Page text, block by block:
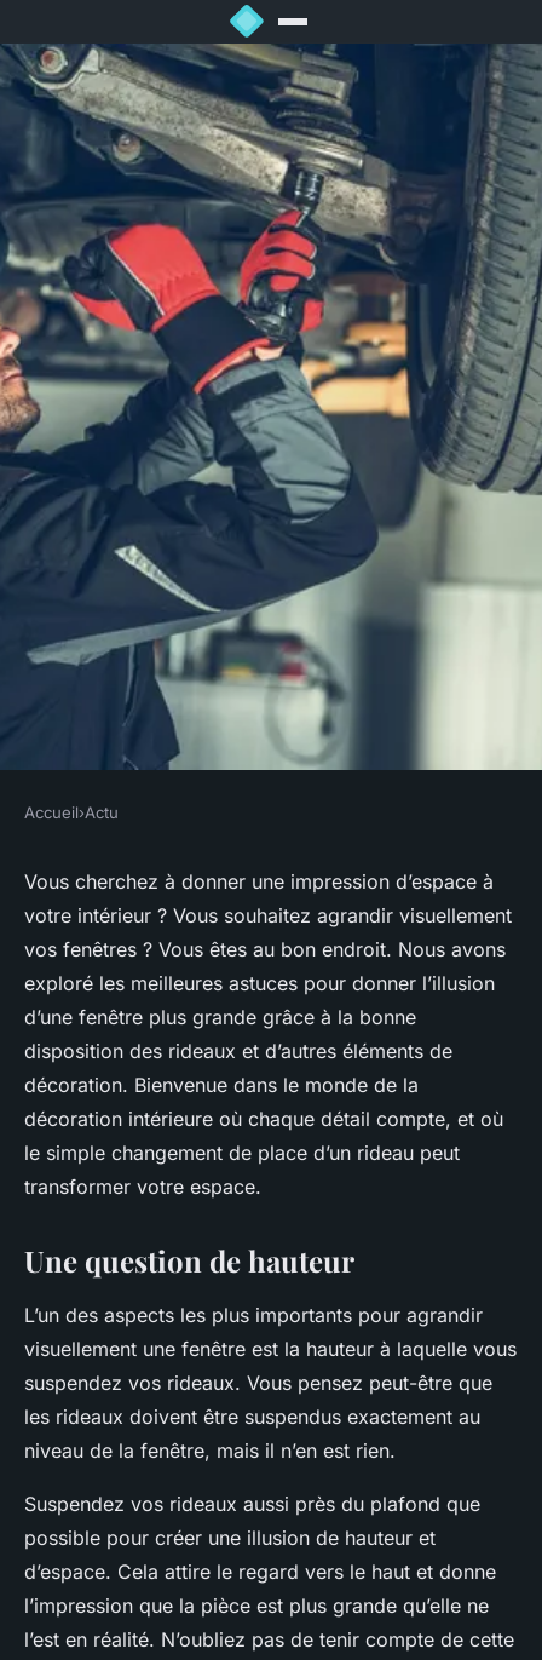
Quelle est la meilleure
manière de suspendre des
rideaux pour agrandir une
fenêtre visuellement ?
Louise•12 février 2024•5 min de lecture
Accueil›Actu
Vous cherchez à donner une impression d’espace à
votre intérieur ? Vous souhaitez agrandir visuellement
vos fenêtres ? Vous êtes au bon endroit. Nous avons
exploré les meilleures astuces pour donner l’illusion
d’une fenêtre plus grande grâce à la bonne
disposition des rideaux et d’autres éléments de
décoration. Bienvenue dans le monde de la
décoration intérieure où chaque détail compte, et où
le simple changement de place d’un rideau peut
transformer votre espace.
Une question de hauteur
L’un des aspects les plus importants pour agrandir
visuellement une fenêtre est la hauteur à laquelle vous
suspendez vos rideaux. Vous pensez peut-être que
les rideaux doivent être suspendus exactement au
niveau de la fenêtre, mais il n’en est rien.
Suspendez vos rideaux aussi près du plafond que
possible pour créer une illusion de hauteur et
d’espace. Cela attire le regard vers le haut et donne
l’impression que la pièce est plus grande qu’elle ne
l’est en réalité. N’oubliez pas de tenir compte de cette